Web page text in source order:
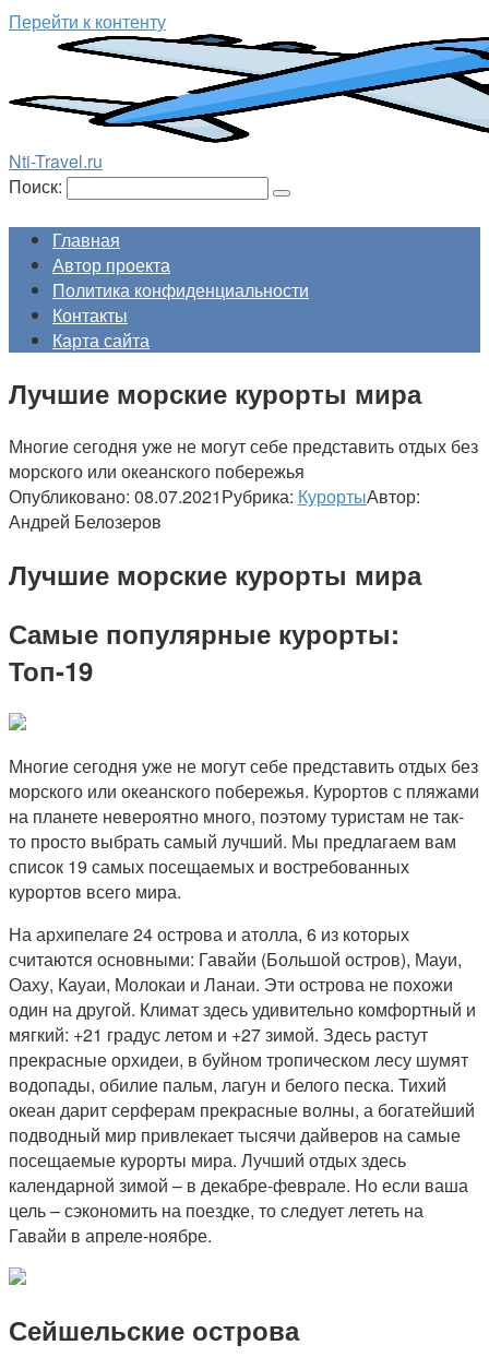
Перейти к контенту
Nti-Travel.ru
Поиск:
Главная
Автор проекта
Политика конфиденциальности
Контакты
Карта сайта
Лучшие морские курорты мира
Многие сегодня уже не могут себе представить отдых без
морского или океанского побережья
Опубликовано: 08.07.2021Рубрика: КурортыАвтор:
Андрей Белозеров
Лучшие морские курорты мира
Самые популярные курорты:
Топ-19
Многие сегодня уже не могут себе представить отдых без
морского или океанского побережья. Курортов с пляжами
на планете невероятно много, поэтому туристам не так-
то просто выбрать самый лучший. Мы предлагаем вам
список 19 самых посещаемых и востребованных
курортов всего мира.
На архипелаге 24 острова и атолла, 6 из которых
считаются основными: Гавайи (Большой остров), Мауи,
Оаху, Кауаи, Молокаи и Ланаи. Эти острова не похожи
один на другой. Климат здесь удивительно комфортный и
мягкий: +21 градус летом и +27 зимой. Здесь растут
прекрасные орхидеи, в буйном тропическом лесу шумят
водопады, обилие пальм, лагун и белого песка. Тихий
океан дарит серферам прекрасные волны, а богатейший
подводный мир привлекает тысячи дайверов на самые
посещаемые курорты мира. Лучший отдых здесь
календарной зимой – в декабре-феврале. Но если ваша
цель – сэкономить на поездке, то следует лететь на
Гавайи в апреле-ноябре.
Сейшельские острова